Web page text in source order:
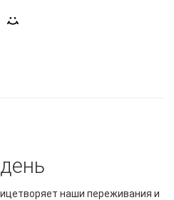
наши переживания и